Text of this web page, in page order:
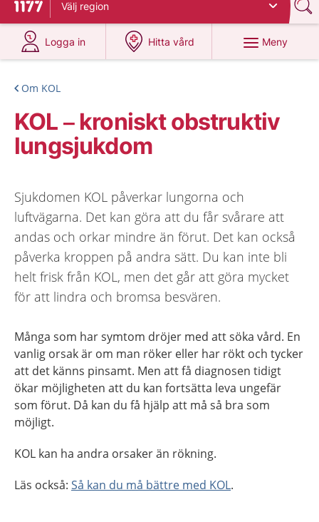
Till startsidan för 1177
Välj region
Logga in
på 1177.se
Hitta vård
på 1177.se
Meny
Om KOL
KOL – kroniskt obstruktiv
lungsjukdom
Sjukdomen KOL påverkar lungorna och
luftvägarna. Det kan göra att du får svårare att
andas och orkar mindre än förut. Det kan också
påverka kroppen på andra sätt. Du kan inte bli
helt frisk från KOL, men det går att göra mycket
för att lindra och bromsa besvären.
Många som har symtom dröjer med att söka vård. En
vanlig orsak är om man röker eller har rökt och tycker
att det känns pinsamt. Men att få diagnosen tidigt
ökar möjligheten att du kan fortsätta leva ungefär
som förut. Då kan du få hjälp att må så bra som
möjligt.
KOL kan ha andra orsaker än rökning.
Läs också: Så kan du må bättre med KOL.